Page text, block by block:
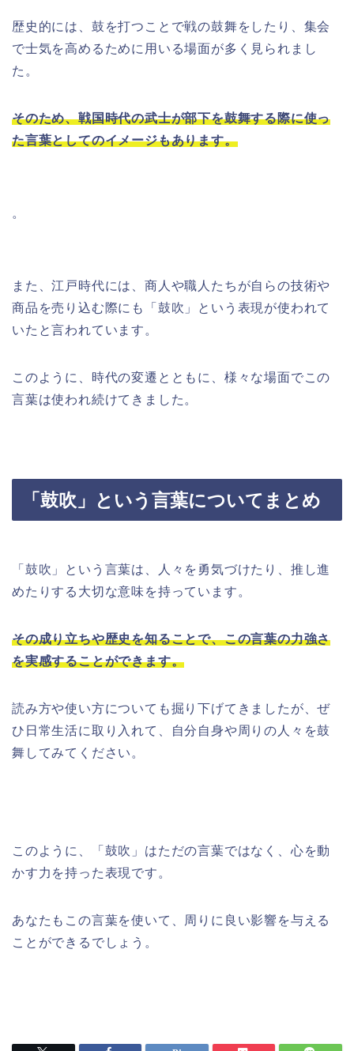
歴史的には、鼓を打つことで戦の鼓舞をしたり、集会
で士気を高めるために用いる場面が多く見られまし
た。
そのため、戦国時代の武士が部下を鼓舞する際に使っ
た言葉としてのイメージもあります。
。
また、江戸時代には、商人や職人たちが自らの技術や
商品を売り込む際にも「鼓吹」という表現が使われて
いたと言われています。
このように、時代の変遷とともに、様々な場面でこの
言葉は使われ続けてきました。
「鼓吹」という言葉についてまとめ
「鼓吹」という言葉は、人々を勇気づけたり、推し進
めたりする大切な意味を持っています。
その成り立ちや歴史を知ることで、この言葉の力強さ
を実感することができます。
読み方や使い方についても掘り下げてきましたが、ぜ
ひ日常生活に取り入れて、自分自身や周りの人々を鼓
舞してみてください。
このように、「鼓吹」はただの言葉ではなく、心を動
かす力を持った表現です。
あなたもこの言葉を使いて、周りに良い影響を与える
ことができるでしょう。